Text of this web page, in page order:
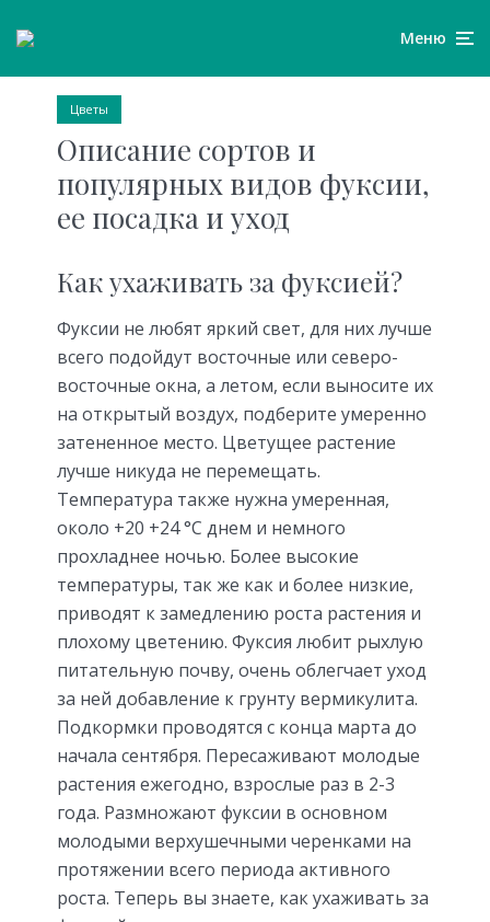
Меню
Цветы
Описание сортов и
популярных видов фуксии,
ее посадка и уход
Как ухаживать за фуксией?
Фуксии не любят яркий свет, для них лучше
всего подойдут восточные или северо-
восточные окна, а летом, если выносите их
на открытый воздух, подберите умеренно
затененное место. Цветущее растение
лучше никуда не перемещать.
Температура также нужна умеренная,
около +20 +24 °C днем и немного
прохладнее ночью. Более высокие
температуры, так же как и более низкие,
приводят к замедлению роста растения и
плохому цветению. Фуксия любит рыхлую
питательную почву, очень облегчает уход
за ней добавление к грунту вермикулита.
Подкормки проводятся с конца марта до
начала сентября. Пересаживают молодые
растения ежегодно, взрослые раз в 2-3
года. Размножают фуксии в основном
молодыми верхушечными черенками на
протяжении всего периода активного
роста. Теперь вы знаете, как ухаживать за